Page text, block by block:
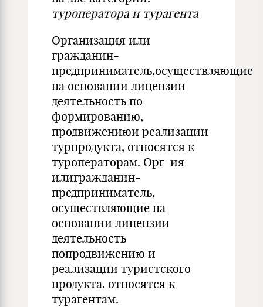
туроператора и турагента
Организация или
гражданин-
предприниматель,осуществляющие
на основании лицензии
деятельность по
формированию,
продвижениюи реализации
турпродукта, относятся к
туроператорам. Орг-ия
илигражданин-
предприниматель,
осуществляющие на
основании лицензии
деятельность
попродвижению и
реализации туристского
продукта, относятся к
турагентам.